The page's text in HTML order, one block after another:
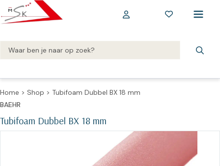
Home > Shop > Tubifoam Dubbel BX 18 mm
Tubifoam Dubbel BX 18 mm
BAEHR